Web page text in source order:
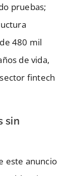
pruebas;
480 mil
de vida,
fintech
sin
este anuncio